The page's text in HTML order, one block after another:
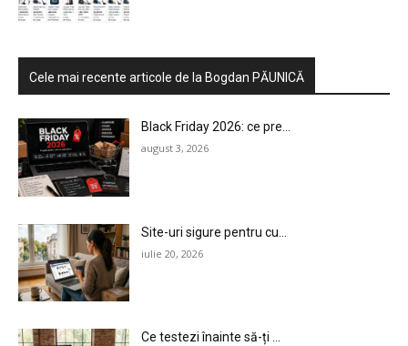
Cele mai recente articole de la Bogdan PĂUNICĂ
Black Friday 2026: ce pre...
august 3, 2026
Site-uri sigure pentru cu...
iulie 20, 2026
Ce testezi înainte să-ți ...